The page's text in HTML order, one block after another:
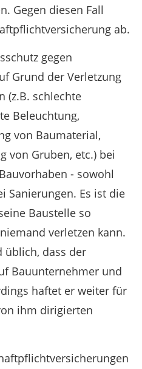
Gegen diesen Fall
ab.
gegen
Grund der Verletzung
(z.B. schlechte
Beleuchtung,
von Baumaterial,
von Gruben, etc.) bei
- sowohl
Sanierungen. Es ist die
Baustelle so
verletzen kann.
üblich, dass der
Bauunternehmer und
haftet er weiter für
ihm dirigierten